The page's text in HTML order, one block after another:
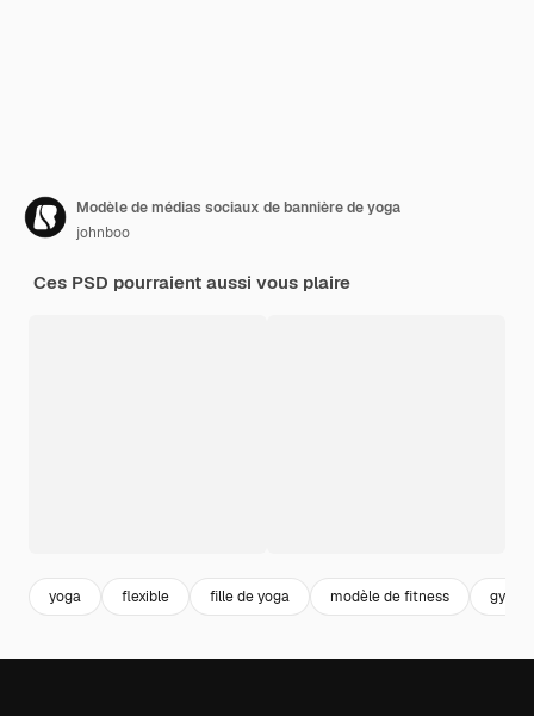
Modèle de médias sociaux de bannière de yoga
johnboo
Ces PSD pourraient aussi vous plaire
yoga flexible fille de yoga modèle de fitness gym